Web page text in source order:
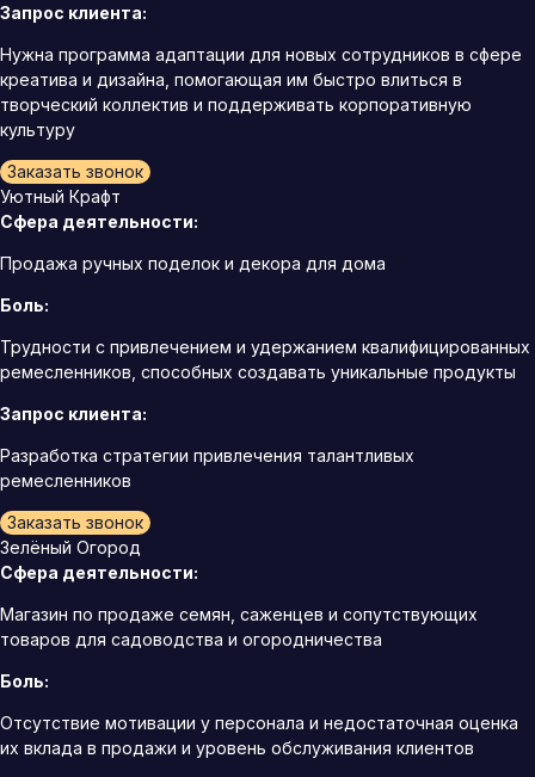
Запрос клиента:
Нужна программа адаптации для новых сотрудников в сфере
креатива и дизайна, помогающая им быстро влиться в
творческий коллектив и поддерживать корпоративную
культуру
Заказать звонок
Уютный Крафт
Сфера деятельности:
Продажа ручных поделок и декора для дома
Боль:
Трудности с привлечением и удержанием квалифицированных
ремесленников, способных создавать уникальные продукты
Запрос клиента:
Разработка стратегии привлечения талантливых
ремесленников
Заказать звонок
Зелёный Огород
Сфера деятельности:
Магазин по продаже семян, саженцев и сопутствующих
товаров для садоводства и огородничества
Боль:
Отсутствие мотивации у персонала и недостаточная оценка
их вклада в продажи и уровень обслуживания клиентов